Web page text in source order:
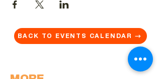
BACK TO EVENTS CALENDAR →